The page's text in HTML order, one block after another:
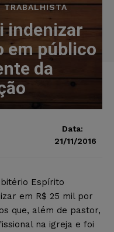
TRABALHISTA
indenizar
em público
da
Data:
21/11/2016
Espírito
em R$ 25 mil por
que, além de pastor,
na igreja e foi